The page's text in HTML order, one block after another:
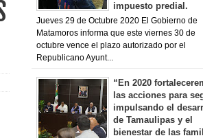
impuesto predial.
Jueves 29 de Octubre 2020 El Gobierno de
Matamoros informa que este viernes 30 de
octubre vence el plazo autorizado por el
Republicano Ayunt...
“En 2020
las acciones para
impulsando el
de Tamaulipas y el
bienestar de las